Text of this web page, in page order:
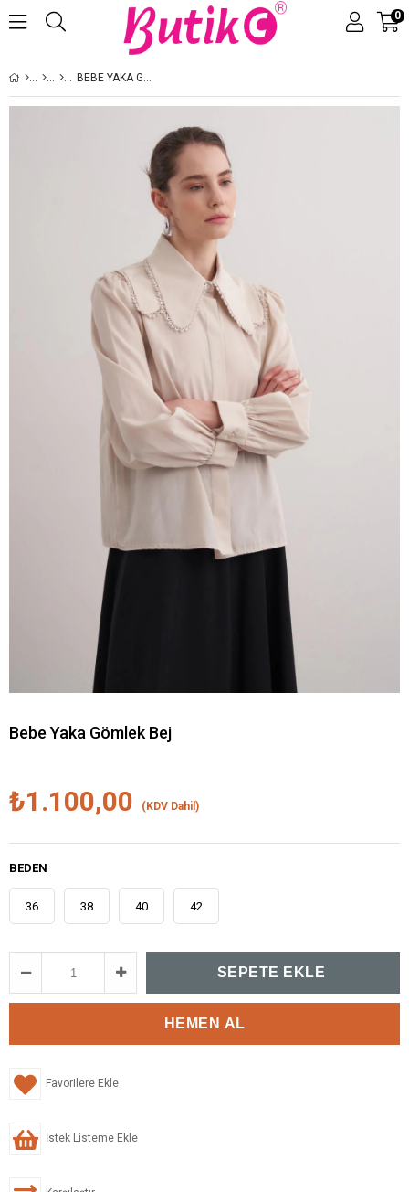
0
BEBE YAKA GÖMLEK BEJ
Bebe Yaka Gömlek Bej
₺1.100,00 (KDV Dahil)
BEDEN
36 38 40 42
Favorilere Ekle
İstek Listeme Ekle